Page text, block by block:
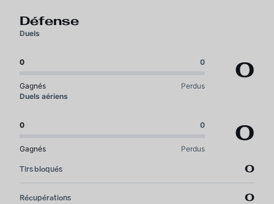
Défense
Duels
0 0
Gagnés Perdus
0
Duels aériens
0 0
Gagnés Perdus
0
Tirs bloqués 0
Récupérations 0